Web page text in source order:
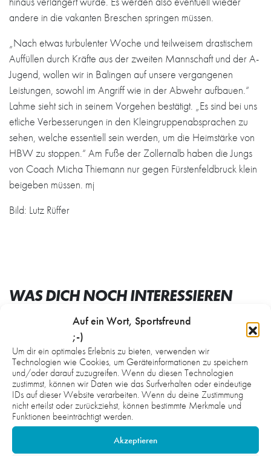
Auf ein Wort, Sportsfreund
;-)
Um dir ein optimales Erlebnis zu bieten, verwenden wir
Technologien wie Cookies, um Geräteinformationen zu speichern
und/oder darauf zuzugreifen. Wenn du diesen Technologien
zustimmst, können wir Daten wie das Surfverhalten oder eindeutige
IDs auf dieser Website verarbeiten. Wenn du deine Zustimmung
nicht erteilst oder zurückziehst, können bestimmte Merkmale und
Funktionen beeinträchtigt werden.
Akzeptieren
andere in die vakanten Breschen springen müssen.
„Nach etwas turbulenter Woche und teilweisem drastischem
Auffüllen durch Kräfte aus der zweiten Mannschaft und der A-
Jugend, wollen wir in Balingen auf unsere vergangenen
Leistungen, sowohl im Angriff wie in der Abwehr aufbauen.“
Lahme sieht sich in seinem Vorgehen bestätigt. „Es sind bei uns
etliche Verbesserungen in den Kleingruppenabsprachen zu
sehen, welche essentiell sein werden, um die Heimstärke von
HBW zu stoppen.“ Am Fuße der Zollernalb haben die Jungs
von Coach Micha Thiemann nur gegen Fürstenfeldbruck klein
beigeben müssen. mj
Bild: Lutz Rüffer
WAS DICH NOCH INTERESSIEREN